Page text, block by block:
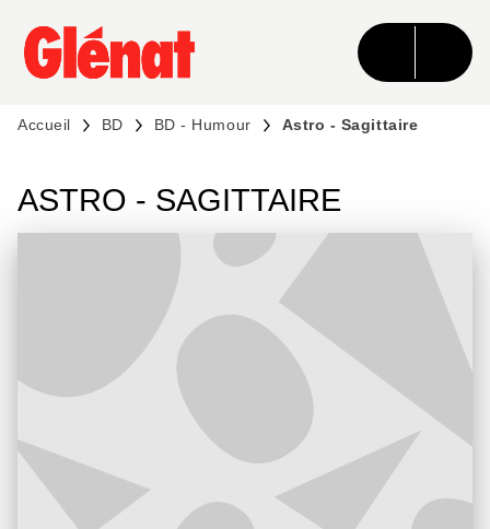
MENU RECHERCHE CONTENU
PIED DE PAGE
Accueil BD BD - Humour Astro - Sagittaire
ASTRO - SAGITTAIRE